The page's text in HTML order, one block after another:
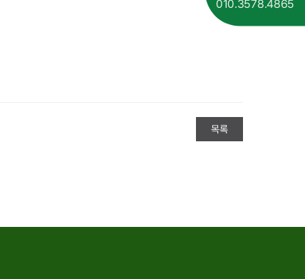
목록
010.3578.4865